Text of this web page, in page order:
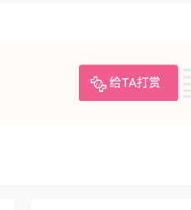
给TA打赏